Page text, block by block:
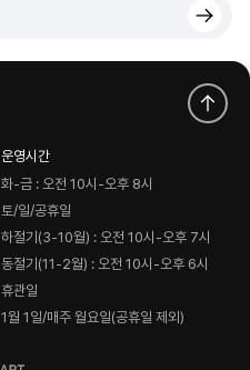
운영시간
화-금 : 오전 10시-오후 8시
토/일/공휴일
하절기(3-10월) : 오전 10시-오후 7시
동절기(11-2월) : 오전 10시-오후 6시
휴관일
1월 1일/매주 월요일(공휴일 제외)